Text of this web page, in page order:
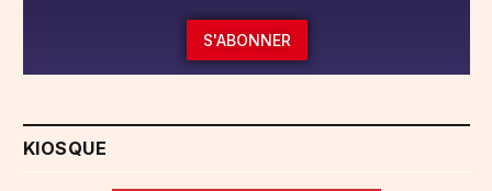
S'ABONNER
KIOSQUE